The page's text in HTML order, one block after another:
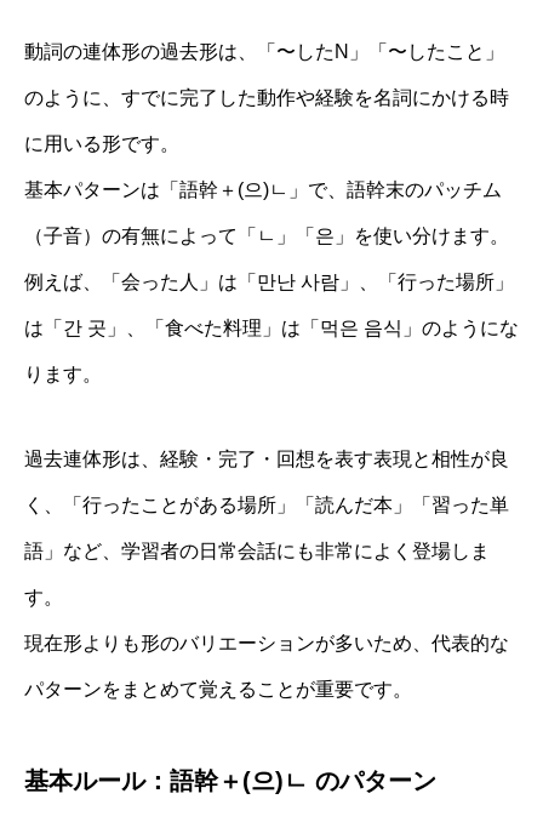
動詞の連体形の過去形は、「〜したN」「〜したこと」
のように、すでに完了した動作や経験を名詞にかける時
に用いる形です。
基本パターンは「語幹＋(으)ㄴ」で、語幹末のパッチム
（子音）の有無によって「ㄴ」「은」を使い分けます。
例えば、「会った人」は「만난 사람」、「行った場所」
は「간 곳」、「食べた料理」は「먹은 음식」のようにな
ります。
過去連体形は、経験・完了・回想を表す表現と相性が良
く、「行ったことがある場所」「読んだ本」「習った単
語」など、学習者の日常会話にも非常によく登場しま
す。
現在形よりも形のバリエーションが多いため、代表的な
パターンをまとめて覚えることが重要です。
基本ルール：語幹＋(으)ㄴ のパターン